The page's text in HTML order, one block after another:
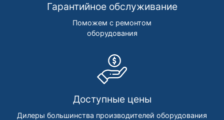
Гарантийное обслуживание
Поможем с ремонтом
оборудования
Доступные цены
Дилеры большинства производителей оборудования